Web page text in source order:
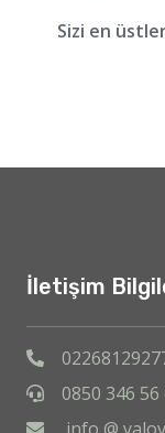
Sizi en
İletişim
0850 346 56